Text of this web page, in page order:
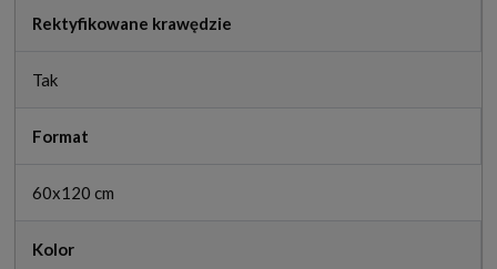
Rektyfikowane krawędzie
Tak
Format
60x120 cm
Kolor